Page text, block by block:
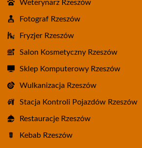
Weterynarz Rzeszów
Fotograf Rzeszów
Fryzjer Rzeszów
Salon Kosmetyczny Rzeszów
Sklep Komputerowy Rzeszów
Wulkanizacja Rzeszów
Stacja Kontroli Pojazdów Rzeszów
Restauracje Rzeszów
Kebab Rzeszów